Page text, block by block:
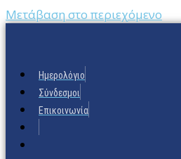
Μετάβαση στο περιεχόμενο
Ημερολόγιο
Σύνδεσμοι
Επικοινωνία